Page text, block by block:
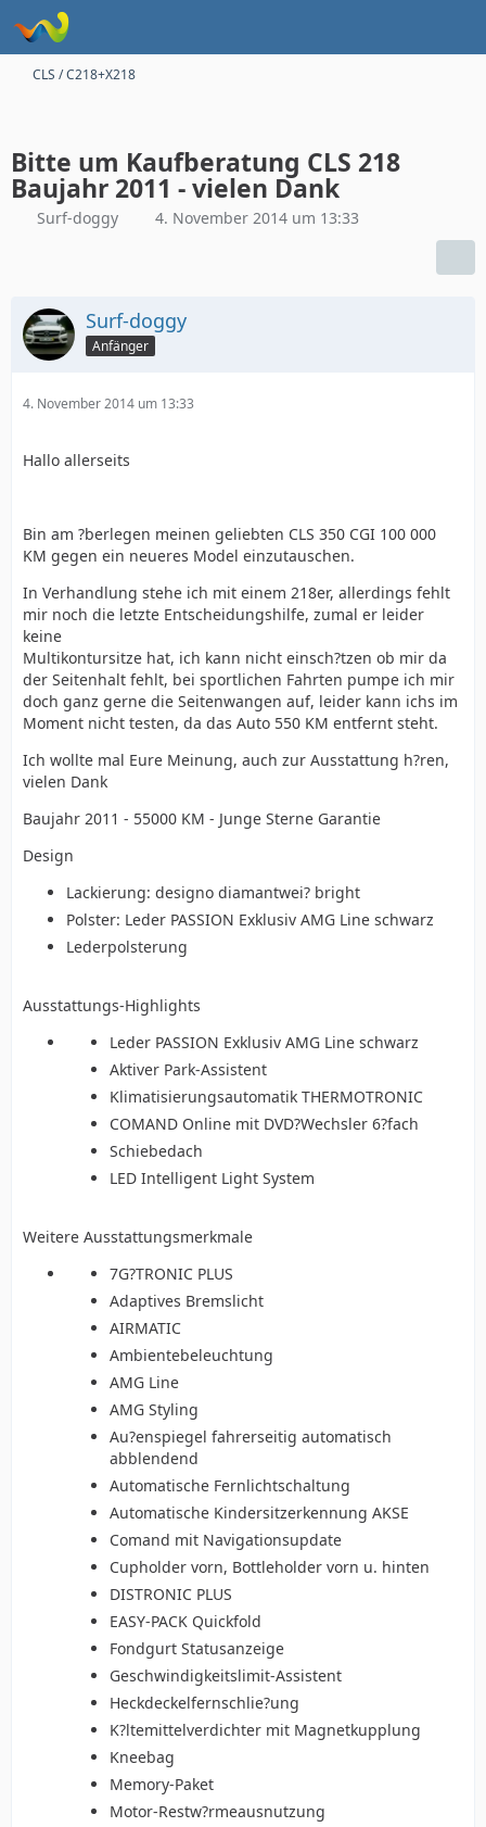
CLS / C218+X218
Bitte um Kaufberatung CLS 218
Baujahr 2011 - vielen Dank
Surf-doggy 4. November 2014 um 13:33
Surf-doggy
Anfänger
4. November 2014 um 13:33
Hallo allerseits
Bin am ?berlegen meinen geliebten CLS 350 CGI 100 000
KM gegen ein neueres Model einzutauschen.
In Verhandlung stehe ich mit einem 218er, allerdings fehlt
mir noch die letzte Entscheidungshilfe, zumal er leider
keine
Multikontursitze hat, ich kann nicht einsch?tzen ob mir da
der Seitenhalt fehlt, bei sportlichen Fahrten pumpe ich mir
doch ganz gerne die Seitenwangen auf, leider kann ichs im
Moment nicht testen, da das Auto 550 KM entfernt steht.
Ich wollte mal Eure Meinung, auch zur Ausstattung h?ren,
vielen Dank
Baujahr 2011 - 55000 KM - Junge Sterne Garantie
Design
Lackierung: designo diamantwei? bright
Polster: Leder PASSION Exklusiv AMG Line schwarz
Lederpolsterung
Ausstattungs-Highlights
Leder PASSION Exklusiv AMG Line schwarz
Aktiver Park-Assistent
Klimatisierungsautomatik THERMOTRONIC
COMAND Online mit DVD?Wechsler 6?fach
Schiebedach
LED Intelligent Light System
Weitere Ausstattungsmerkmale
7G?TRONIC PLUS
Adaptives Bremslicht
AIRMATIC
Ambientebeleuchtung
AMG Line
AMG Styling
Au?enspiegel fahrerseitig automatisch
abblendend
Automatische Fernlichtschaltung
Automatische Kindersitzerkennung AKSE
Comand mit Navigationsupdate
Cupholder vorn, Bottleholder vorn u. hinten
DISTRONIC PLUS
EASY-PACK Quickfold
Fondgurt Statusanzeige
Geschwindigkeitslimit-Assistent
Heckdeckelfernschlie?ung
K?ltemittelverdichter mit Magnetkupplung
Kneebag
Memory-Paket
Motor-Restw?rmeausnutzung